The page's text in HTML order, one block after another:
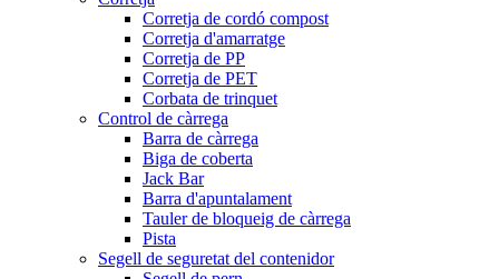
Corretja de cordó compost
Corretja d'amarratge
Corretja de PP
Corretja de PET
Corbata de trinquet
Control de càrrega
Barra de càrrega
Biga de coberta
Jack Bar
Barra d'apuntalament
Tauler de bloqueig de càrrega
Pista
Segell de seguretat del contenidor